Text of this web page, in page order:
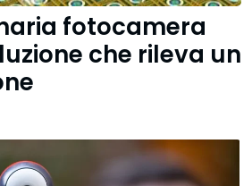
fotocamera
che rileva un